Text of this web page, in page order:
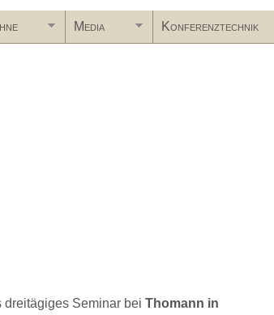
Media Konferenztechnik
dreitägiges Seminar bei Thomann in